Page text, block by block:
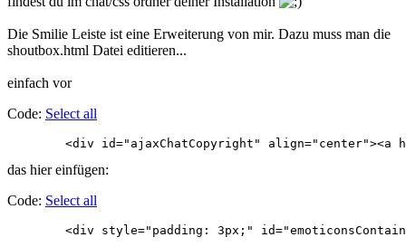
Die Smilie Leiste ist eine Erweiterung von mir. Dazu muss man die
shoutbox.html Datei editieren...
einfach vor
Code: Select all
das hier einfügen:
Code: Select all